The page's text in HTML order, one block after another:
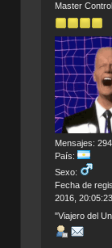
Master
Mensajes:
País:
Sexo:
Fecha de
2016,
"Viajero del